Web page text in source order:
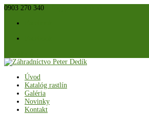
0903 270 340
Úvod
Katalóg rastlín
Galéria
Novinky
Kontakt